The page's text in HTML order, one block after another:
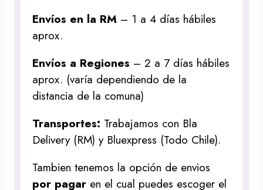
Envíos en la RM – 1 a 4 días hábiles
aprox.
Envíos a Regiones – 2 a 7 días hábiles
aprox. (varía dependiendo de la
distancia de la comuna)
Transportes: Trabajamos con Bla
Delivery (RM) y Bluexpress (Todo Chile).
Tambien tenemos la opción de envios
por pagar en el cual puedes escoger el